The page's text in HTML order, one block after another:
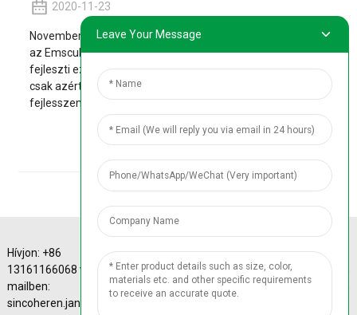
2020-11-23
November 12-én a Sincoheren kiadta a legújabb terméket,
az Emsculptet. Ez a gépgyártó cég két éve kutatja és
fejleszti ezt a gépet, és több ezer klinikai tesztet végzett el,
csak azért, hogy olyan szépségápolási eszközt
fejlesszenek ki, amely jobban megfelel a fogyasztási...
Részletek
Hívjon: +86
13161166068 vagy e-
mailben:
sincoheren.janice@gmail.com© Copyright - 2010-
A-4 Sinotrans Plaza,
43# Xizhimen
Beidajie, Haidian
Leave Your Message